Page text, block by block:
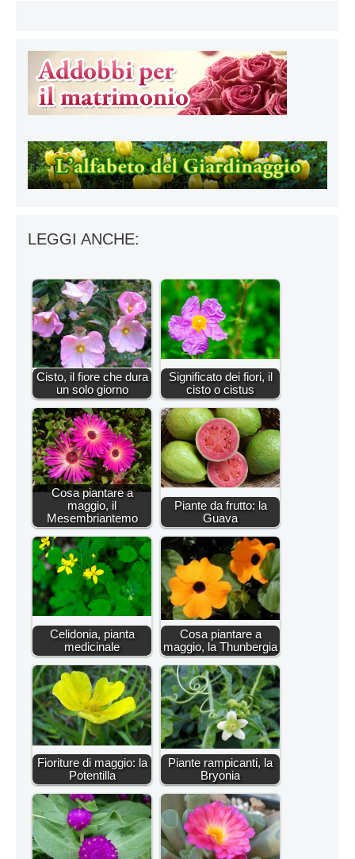
LEGGI ANCHE:
Cisto, il fiore che dura
un solo giorno
Significato dei fiori, il
cisto o cistus
Cosa piantare a
maggio, il
Mesembriantemo
Piante da frutto: la
Guava
Celidonia, pianta
medicinale
Cosa piantare a
maggio, la Thunbergia
Fioriture di maggio: la
Potentilla
Piante rampicanti, la
Bryonia